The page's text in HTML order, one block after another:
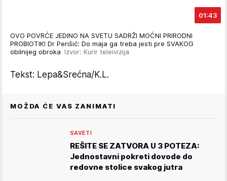
01:43
OVO POVRĆE JEDINO NA SVETU SADRŽI MOĆNI PRIRODNI
PROBIOTIK! Dr Perišić: Do maja ga treba jesti pre SVAKOG
obilnijeg obroka Izvor: Kurir teleivizija
Tekst: Lepa&Srećna/K.L.
MOŽDA ĆE VAS ZANIMATI
SAVETI
REŠITE SE ZATVORA U 3 POTEZA:
Jednostavni pokreti dovode do
redovne stolice svakog jutra